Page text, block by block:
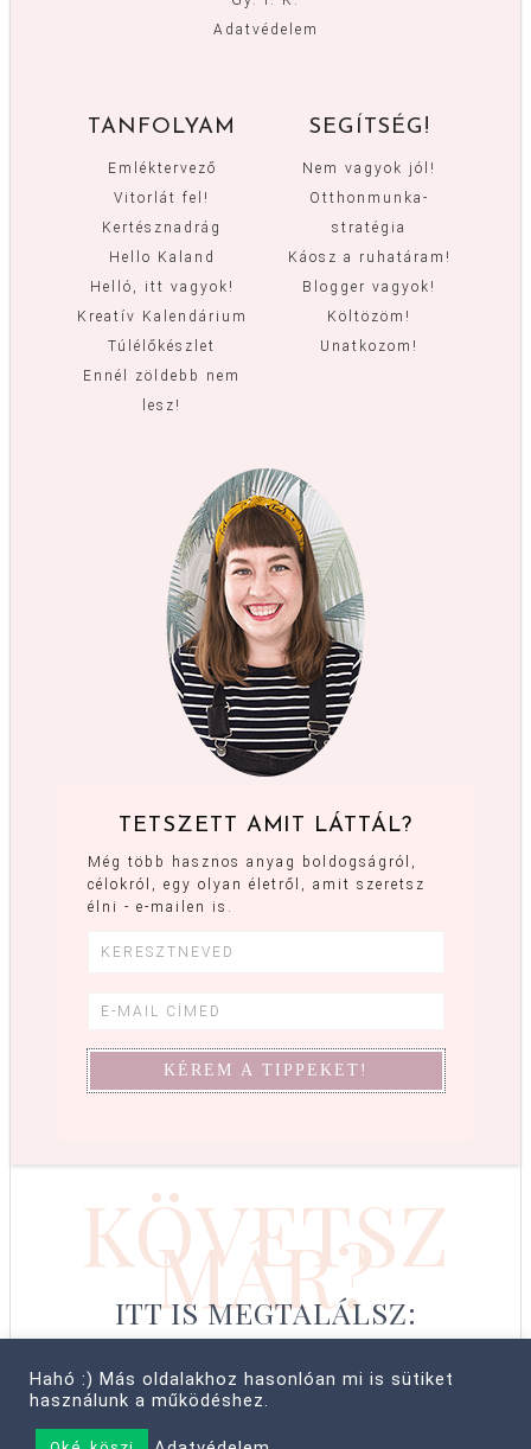
Adatvédelem
TANFOLYAM
Emléktervező
Vitorlát fel!
Kertésznadrág
Hello Kaland
Helló, itt vagyok!
Kreatív Kalendárium
Túlélőkészlet
Ennél zöldebb nem
lesz!
SEGÍTSÉG!
Nem vagyok jól!
Otthonmunka-
stratégia
Káosz a ruhatáram!
Blogger vagyok!
Költözöm!
Unatkozom!
TETSZETT AMIT LÁTTÁL?
Még több hasznos anyag boldogságról,
célokról, egy olyan életről, amit szeretsz
élni - e-mailen is.
KÖVETSZ
MÁR?
ITT IS MEGTALÁLSZ:
© COPYRIGHT 2008–2026 CABBIT SUPREME LTD, FARKAS LÍVIA
Hahó :) Más oldalakhoz hasonlóan mi is sütiket
használunk a működéshez.